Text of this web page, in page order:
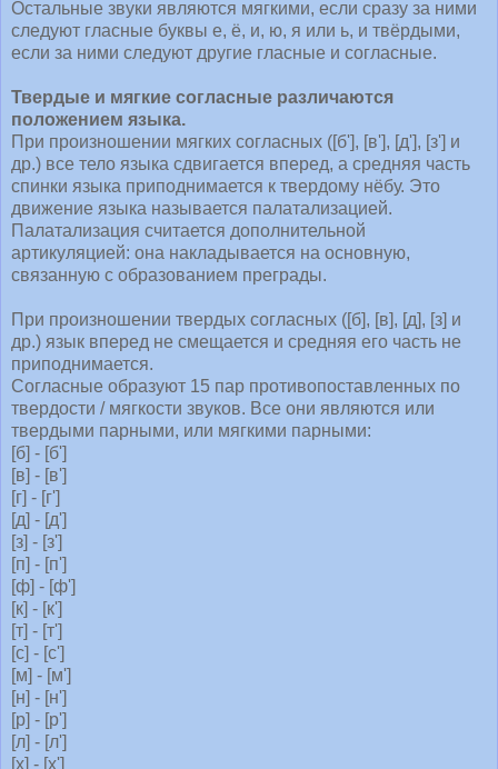
Остальные звуки являются мягкими, если сразу за ними
следуют гласные буквы е, ё, и, ю, я или ь, и твёрдыми,
если за ними следуют другие гласные и согласные.
Твердые и мягкие согласные различаются
положением языка.
При произношении мягких согласных ([б'], [в'], [д'], [з'] и
др.) все тело языка сдвигается вперед, а средняя часть
спинки языка приподнимается к твердому нёбу. Это
движение языка называется палатализацией.
Палатализация считается дополнительной
артикуляцией: она накладывается на основную,
связанную с образованием преграды.
При произношении твердых согласных ([б], [в], [д], [з] и
др.) язык вперед не смещается и средняя его часть не
приподнимается.
Согласные образуют 15 пар противопоставленных по
твердости / мягкости звуков. Все они являются или
твердыми парными, или мягкими парными:
[б] - [б']
[в] - [в']
[г] - [г']
[д] - [д']
[з] - [з']
[п] - [п']
[ф] - [ф']
[к] - [к']
[т] - [т']
[с] - [с']
[м] - [м']
[н] - [н']
[р] - [р']
[л] - [л']
[х] - [х']